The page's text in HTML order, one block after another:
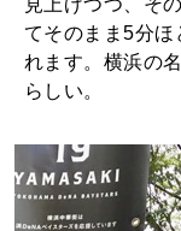
てそのまま5分ほ
れます。横浜の
らしい。